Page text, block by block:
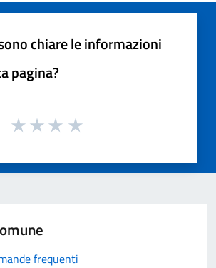
chiare le informazioni
pagina?
frequenti